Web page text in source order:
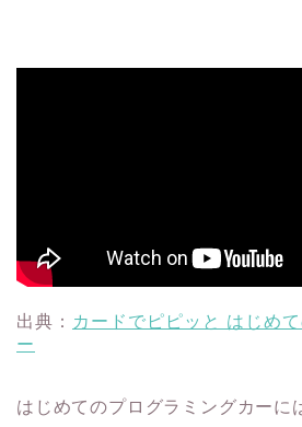
出典： カードでピピッと はじめ
ー
はじめてのプログラミングカーに